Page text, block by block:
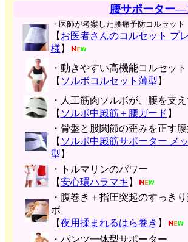
腰サポーター
・医師が考案した腰痛予防コルセット
【 お医者さんのコルセット プ
様 】
・動きやすい高機能コルセット
【 ソルボコルセット薄型 】
・人工筋肉ソルボが、腰を支
【 ソルボ中殿筋＋腰ガード 】
・骨盤と股関節の歪みを正す
【 ソルボ中殿筋サポーター メ
型 】
・トルマリンのパワー
【安心環ハラマキ 】
・腹巻き＋指圧突起のすっき
ボ
【夜用揉まれるはら巻き 】
・パンツ一体型サポーター